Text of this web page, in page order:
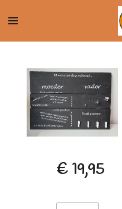
naar
hoofdinhoud
€ 19,95